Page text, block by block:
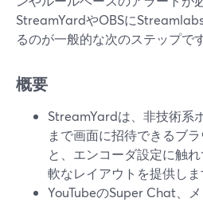
StreamYardやOBSに
るのが一般的な次のステップです
概要
StreamYardは、非技術系
まで画面に招待できるブ
と、エンコーダ設定に触
軟なレイアウトを提供し
YouTubeのSuper Chat、